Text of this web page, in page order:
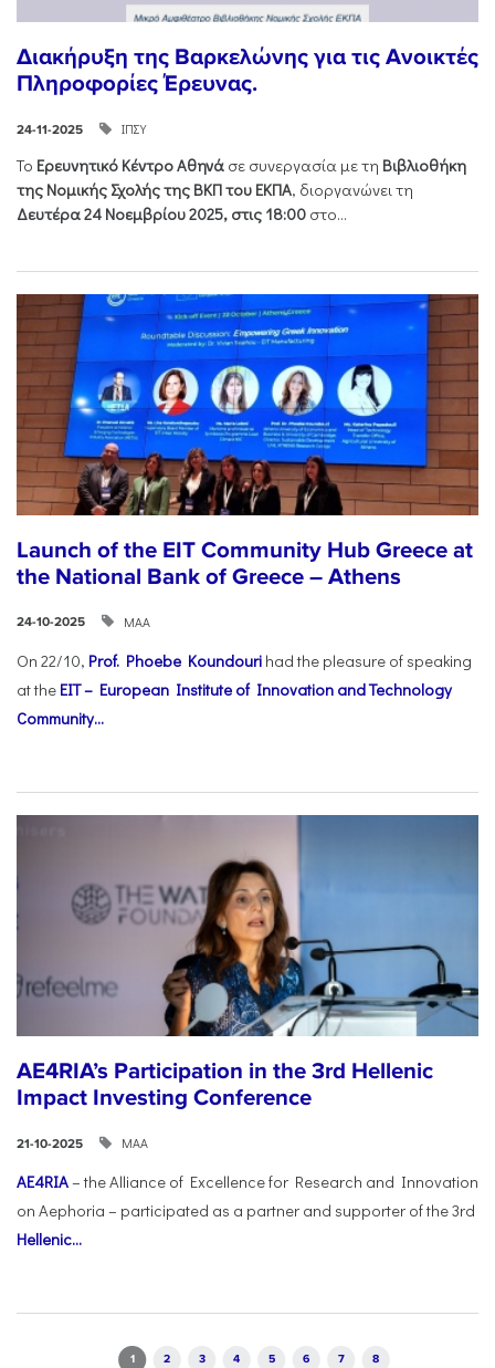
Διακήρυξη της Βαρκελώνης για τις Ανοικτές
Πληροφορίες Έρευνας.
24-11-2025 ΙΠΣΥ
Το Ερευνητικό Κέντρο Αθηνά σε συνεργασία με τη Βιβλιοθήκη
της Νομικής Σχολής της ΒΚΠ του ΕΚΠΑ, διοργανώνει τη
Δευτέρα 24 Νοεμβρίου 2025, στις 18:00 στο...
Launch of the EIT Community Hub Greece at
the National Bank of Greece – Athens
24-10-2025 ΜΑΑ
On 22/10, Prof. Phoebe Koundouri had the pleasure of speaking
at the EIT – European Institute of Innovation and Technology
Community...
AE4RIA’s Participation in the 3rd Hellenic
Impact Investing Conference
21-10-2025 ΜΑΑ
AE4RIA– the Alliance of Excellence for Research and Innovation
on Aephoria – participated as a partner and supporter of the 3rd
Hellenic...
1 2 3 4 5 6 7 8